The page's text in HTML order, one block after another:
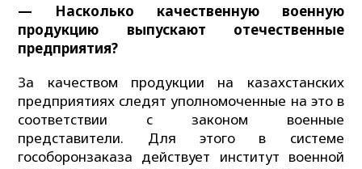
— Насколько качественную военную
продукцию выпускают отечественные
предприятия?
За качеством продукции на казахстанских
предприятиях следят уполномоченные на это в
соответствии с законом военные
представители. Для этого в системе
гособоронзаказа действует институт военной